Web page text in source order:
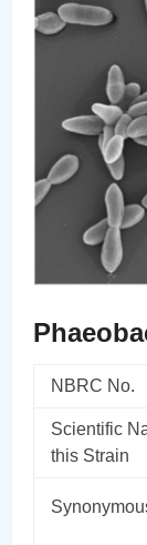
NBRC No.
Scientific
this Strain